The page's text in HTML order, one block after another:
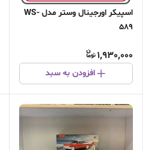
اسپیکر اورجینال وستر مدل WS-
589
1,930,000
افزودن به سبد